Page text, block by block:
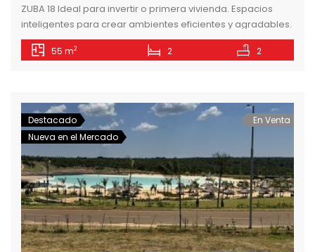
ZUBA 18 Ideal para invertir o primera vivienda. Espacios
inteligentes para crear ambientes eficientes y agradables.
AMENITIES – Piscina – Solarium – Lavadero – Gym exterior –
Quinchos Climatizados – Parrillas – Baños Sexados – Dos
ubicadas en formato […]
55 m2 2 2
Destacado
Nueva en el Mercado
En Venta